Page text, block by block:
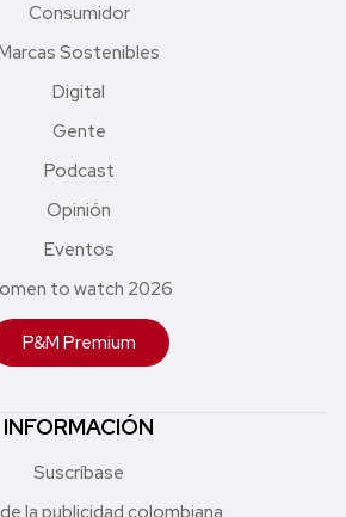
Consumidor
Sostenibles
Digital
Gente
Podcast
Opinión
Eventos
to watch 2026
P&M Premium
INFORMACIÓN
Suscríbase